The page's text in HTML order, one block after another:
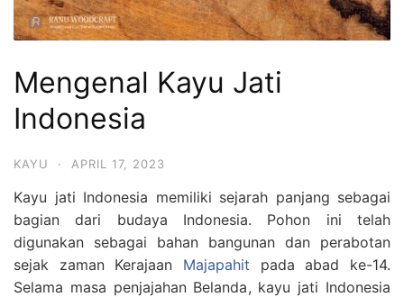
Mengenal Kayu Jati
Indonesia
KAYU · APRIL 17, 2023
Kayu jati Indonesia memiliki sejarah panjang sebagai
bagian dari budaya Indonesia. Pohon ini telah
digunakan sebagai bahan bangunan dan perabotan
sejak zaman Kerajaan Majapahit pada abad ke-14.
Selama masa penjajahan Belanda, kayu jati Indonesia